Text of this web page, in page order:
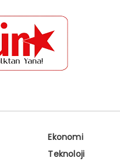
Ekonomi
Teknoloji